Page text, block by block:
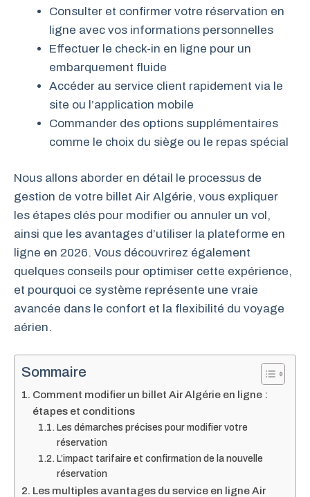
Consulter et confirmer votre réservation en
ligne avec vos informations personnelles
Effectuer le check-in en ligne pour un
embarquement fluide
Accéder au service client rapidement via le
site ou l’application mobile
Commander des options supplémentaires
comme le choix du siège ou le repas spécial
Nous allons aborder en détail le processus de
gestion de votre billet Air Algérie, vous expliquer
les étapes clés pour modifier ou annuler un vol,
ainsi que les avantages d’utiliser la plateforme en
ligne en 2026. Vous découvrirez également
quelques conseils pour optimiser cette expérience,
et pourquoi ce système représente une vraie
avancée dans le confort et la flexibilité du voyage
aérien.
Sommaire
Comment modifier un billet Air Algérie en ligne :
étapes et conditions
Les démarches précises pour modifier votre
réservation
L’impact tarifaire et confirmation de la nouvelle
réservation
Les multiples avantages du service en ligne Air